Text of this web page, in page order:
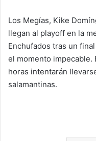
Los Megías, Kike
llegan al playoff en la
Enchufados tras un
el momento impecable.
horas intentarán
salamantinas.